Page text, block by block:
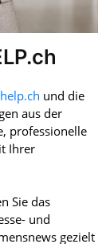
und die
aus der
professionelle
Ihrer
Sie das
und
gezielt